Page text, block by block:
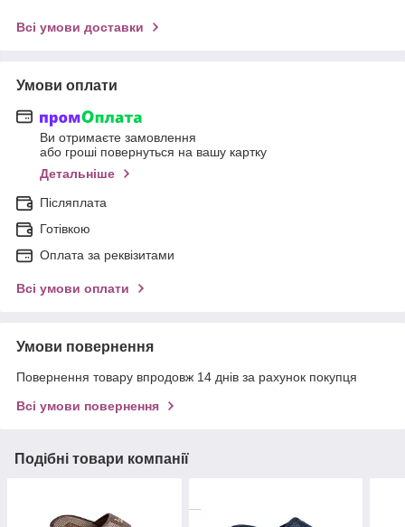
Всі умови доставки
Умови оплати
Ви отримаєте замовлення
або гроші повернуться на вашу картку
Детальніше
Післяплата
Готівкою
Оплата за реквізитами
Всі умови оплати
Умови повернення
Повернення товару впродовж 14 днів за рахунок покупця
Всі умови повернення
Подібні товари компанії